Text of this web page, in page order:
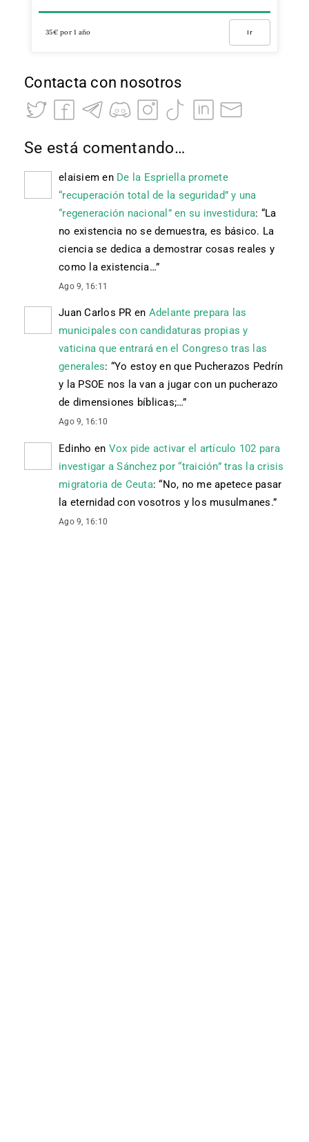
35€ por 1 año Ir
Contacta con nosotros
Se está comentando…
elaisiem en De la Espriella promete
“recuperación total de la seguridad” y una
“regeneración nacional” en su investidura: “La
no existencia no se demuestra, es básico. La
ciencia se dedica a demostrar cosas reales y
como la existencia…”
Ago 9, 16:11
Juan Carlos PR en Adelante prepara las
municipales con candidaturas propias y
vaticina que entrará en el Congreso tras las
generales: “Yo estoy en que Pucherazos Pedrín
y la PSOE nos la van a jugar con un pucherazo
de dimensiones bíblicas;…”
Ago 9, 16:10
Edinho en Vox pide activar el artículo 102 para
investigar a Sánchez por “traición” tras la crisis
migratoria de Ceuta: “No, no me apetece pasar
la eternidad con vosotros y los musulmanes.”
Ago 9, 16:10